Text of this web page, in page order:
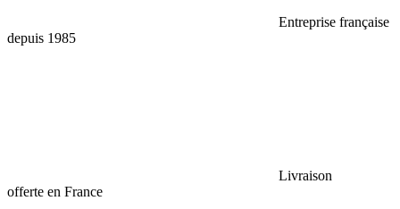
Entreprise française
depuis 1985
Livraison
offerte en France